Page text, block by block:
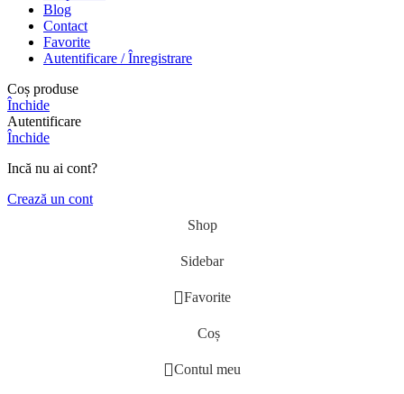
Blog
Contact
Favorite
Autentificare / Înregistrare
Coș produse
Închide
Autentificare
Închide
Incă nu ai cont?
Crează un cont
Shop
Sidebar
Favorite
Coș
Contul meu